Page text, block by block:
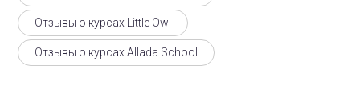
Отзывы о курсах Little Owl
Отзывы о курсах Allada School